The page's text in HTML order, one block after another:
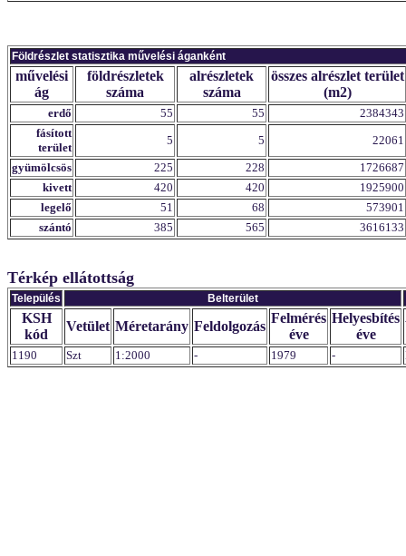
Földrészlet statisztika művelési áganként
művelési
ág
földrészletek
száma
alrészletek
száma
összes alrészlet terület
(m2)
erdő 55 55
2384343
fásított
terület
5 5
22061
gyümölcsös
225 228
1726687
kivett
420 420
1925900
legelő
51 68
573901
szántó
385 565 3616133
Térkép ellátottság
Település Belterület
KSH
kód
Vetület Méretarány Feldolgozás
Felmérés
éve
Helyesbítés
éve
1190 Szt 1:2000 - 1979 -